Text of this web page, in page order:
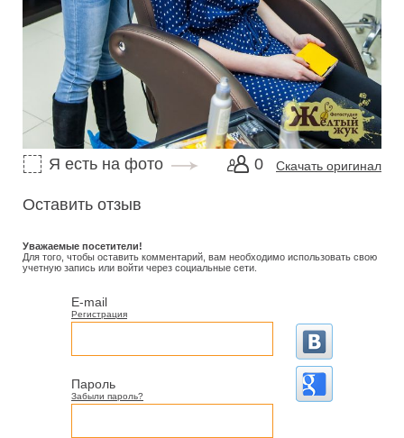
Скачать оригинал
0
Я есть на фото
Оставить отзыв
Уважаемые посетители!
Для того, чтобы оставить комментарий, вам необходимо использовать свою
учетную запись или войти через социальные сети.
E-mail
Регистрация
Пароль
Забыли пароль?